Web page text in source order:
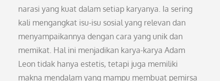
narasi yang kuat dalam setiap karyanya. Ia sering
kali mengangkat isu-isu sosial yang relevan dan
menyampaikannya dengan cara yang unik dan
memikat. Hal ini menjadikan karya-karya Adam
Leon tidak hanya estetis, tetapi juga memiliki
makna mendalam yang mampu membuat pemirsa